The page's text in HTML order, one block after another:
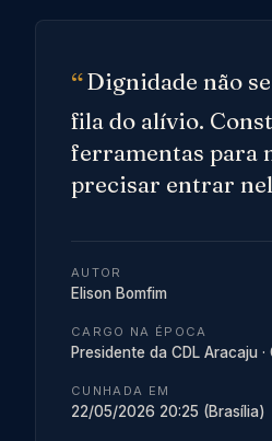
Dignidade não
fila do alívio.
ferramentas para
precisar entrar
AUTOR
Elison Bomfim
CARGO NA ÉPOCA
Presidente da CDL Aracaju
CUNHADA EM
22/05/2026 20:25 (Brasília)